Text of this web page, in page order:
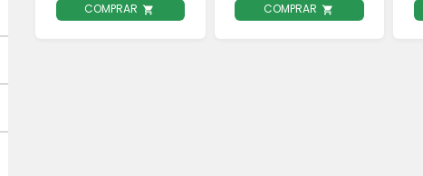
COMPRAR COMPRAR